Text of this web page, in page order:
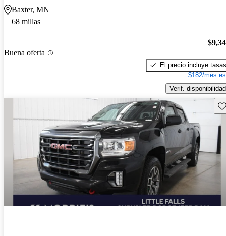
Baxter, MN
68 millas
Buena oferta
El precio incluye tasas
$182/mes
Verif. disponibilidad